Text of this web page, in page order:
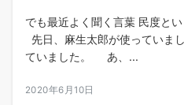
でも最近よく聞く言葉 民度と
先日、麻生太郎が使っていま
ていました。 あ、...
2020年6月10日